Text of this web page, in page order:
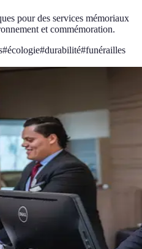
pour des services mémoriaux
et commémoration.
#écologie#durabilité#funérailles